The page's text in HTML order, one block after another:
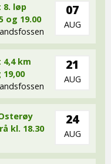
8. løp
og 19.00
07
AUG
4,4 km
21
AUG
kl. 18.30
24
AUG